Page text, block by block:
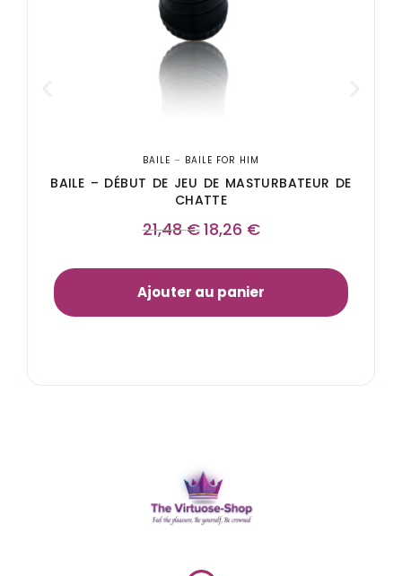
BAILE – BAILE FOR HIM
BAILE – DÉBUT DE JEU DE MASTURBATEUR DE
CHATTE
21,48€18,26 €
Ajouter au panier